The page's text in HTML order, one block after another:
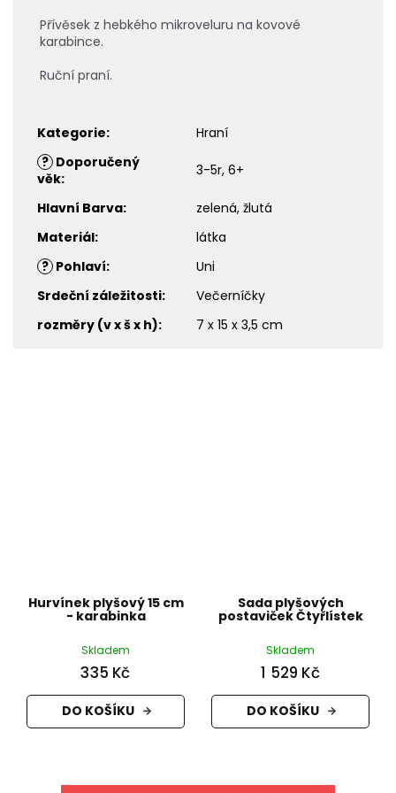
Přívěsek z hebkého mikroveluru na kovové
karabince.
Ruční praní.
Kategorie:
Hraní
? Doporučený
věk: 3-5r, 6+
Hlavní Barva:
zelená, žlutá
Materiál:
látka
? Pohlaví:
Uni
Srdeční záležitosti:
Večerníčky
rozměry (v x š x h): 7 x 15 x 3,5 cm
Hurvínek plyšový 15 cm
- karabinka
Skladem
335 Kč
DO KOŠÍKU
Sada plyšových
postaviček Čtyřlístek
Skladem
1 529 Kč
DO KOŠÍKU